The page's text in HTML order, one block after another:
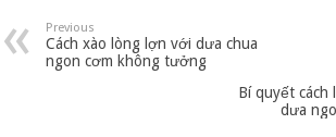
Previous
Cách xào lòng lợn với dưa chua
ngon cơm không tưởng
Bí quyết cách
dưa